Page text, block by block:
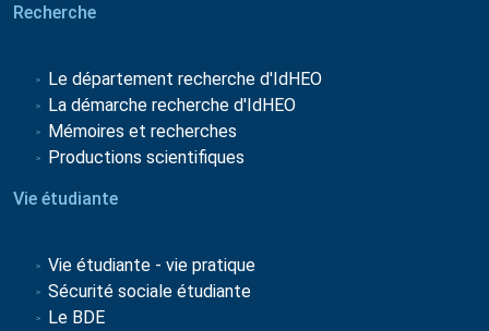
Recherche
Le département recherche d'IdHEO
La démarche recherche d'IdHEO
Mémoires et recherches
Productions scientifiques
Vie étudiante
Vie étudiante - vie pratique
Sécurité sociale étudiante
Le BDE